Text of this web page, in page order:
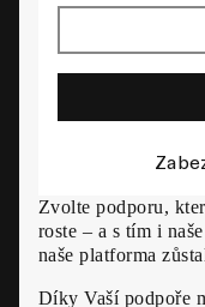
Zvolte podporu,
roste – a s tím i
naše platforma
Díky Vaší podpoře